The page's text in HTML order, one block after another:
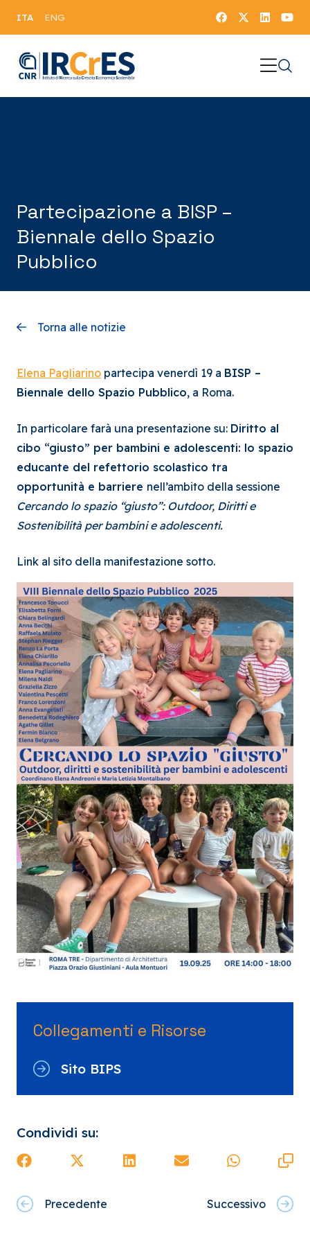
ITA ENG
Partecipazione a BISP –
Biennale dello Spazio
Pubblico
Torna alle notizie
Elena Pagliarino partecipa venerdì 19 a BISP –
Biennale dello Spazio Pubblico, a Roma.
In particolare farà una presentazione su: Diritto al
cibo “giusto” per bambini e adolescenti: lo spazio
educante del refettorio scolastico tra
opportunità e barriere nell’ambito della sessione
Cercando lo spazio “giusto”: Outdoor, Diritti e
Sostenibilità per bambini e adolescenti.
Link al sito della manifestazione sotto.
Collegamenti e Risorse
Sito BIPS
Condividi su:
Precedente Successivo